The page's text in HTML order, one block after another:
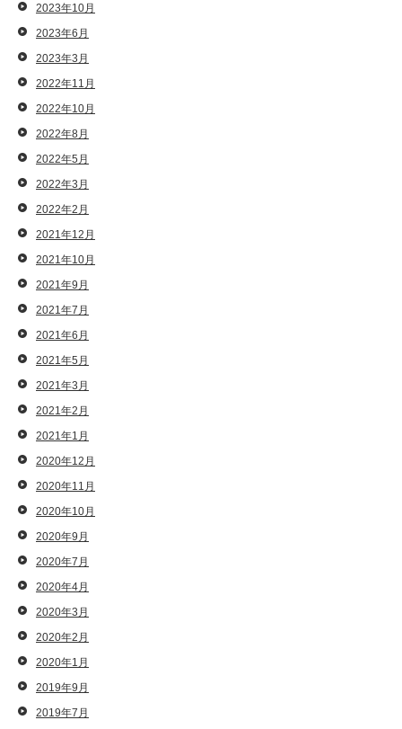
2023年10月
2023年6月
2023年3月
2022年11月
2022年10月
2022年8月
2022年5月
2022年3月
2022年2月
2021年12月
2021年10月
2021年9月
2021年7月
2021年6月
2021年5月
2021年3月
2021年2月
2021年1月
2020年12月
2020年11月
2020年10月
2020年9月
2020年7月
2020年4月
2020年3月
2020年2月
2020年1月
2019年9月
2019年7月